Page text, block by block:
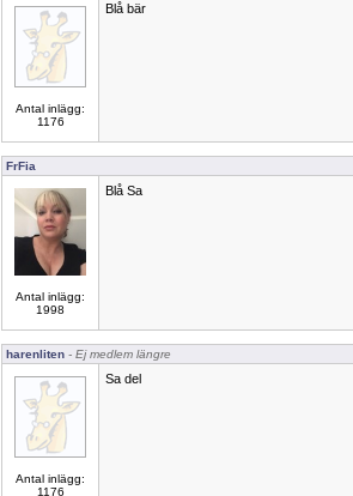
Antal inlägg:
1176
Blå bär
FrFia
Antal inlägg:
1998
Blå Sa
harenliten - Ej medlem längre
Antal inlägg:
1176
Sa del